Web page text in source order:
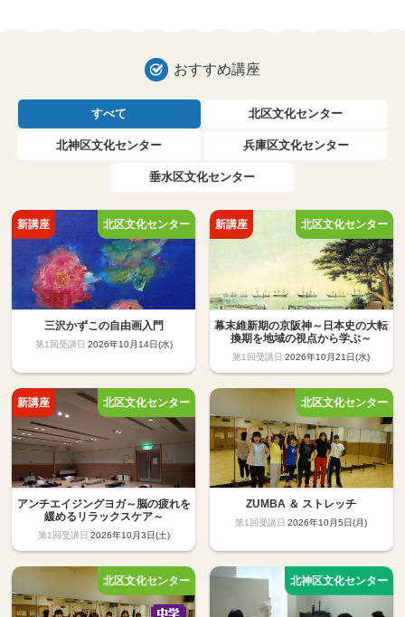
おすすめ講座
すべて 北区文化センター
北神区文化センター 兵庫区文化センター
垂水区文化センター
三沢かずこの自由画入門
2026年10月14日(水)
幕末維新期の京阪神～日本史の大転
換期を地域の視点から学ぶ～
2026年10月21日(水)
アンチエイジングヨガ～脳の疲れを
緩めるリラックスケア～
2026年10月3日(土)
ZUMBA ＆ ストレッチ
2026年10月5日(月)